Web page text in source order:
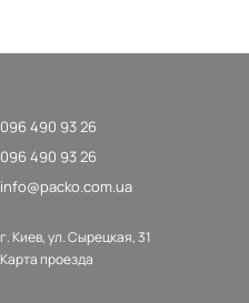
096 490 93 26
096 490 93 26
info@packo.com.ua
г. Киев, ул. Сырецкая, 31
Карта проезда